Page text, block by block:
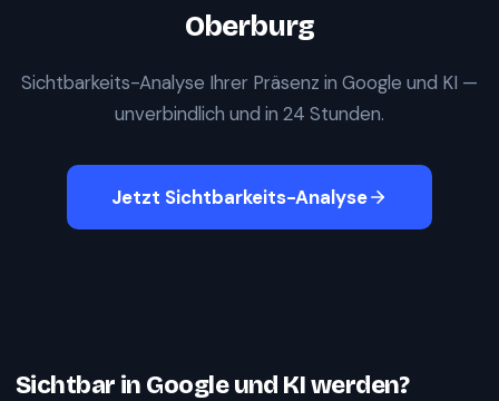
Oberburg
Sichtbarkeits-Analyse Ihrer Präsenz in Google und KI —
unverbindlich und in 24 Stunden.
Jetzt Sichtbarkeits-Analyse
Sichtbar in Google und KI werden?